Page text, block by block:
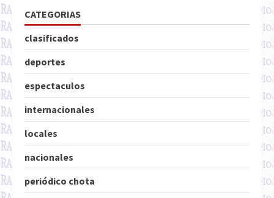
CATEGORIAS
clasificados
deportes
espectaculos
internacionales
locales
nacionales
periódico chota